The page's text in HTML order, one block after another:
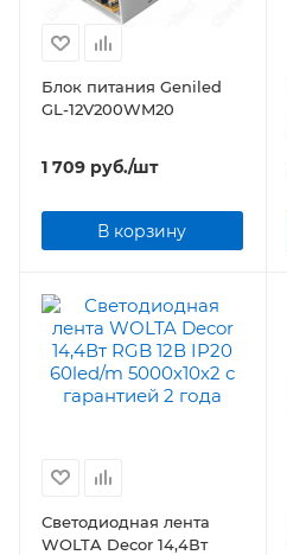
Блок питания Geniled
GL-12V200WM20
1 709 руб./шт
В корзину
Светодиодная лента
WOLTA Decor 14,4Вт